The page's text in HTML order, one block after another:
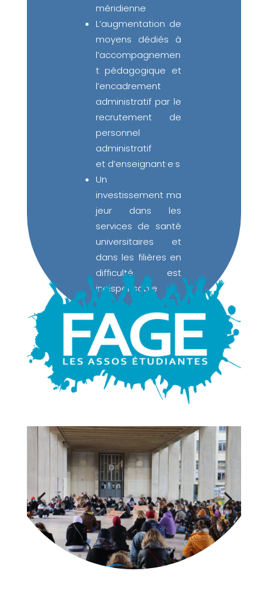
méridienne
L’augmentation de
moyens dédiés à
l’accompagnemen
t pédagogique et
l’encadrement
administratif par le
recrutement de
personnel
administratif
et d’enseignant·e·s
Un
investissement ma
jeur dans les
services de santé
universitaires et
dans les filières en
difficulté est
indispensable